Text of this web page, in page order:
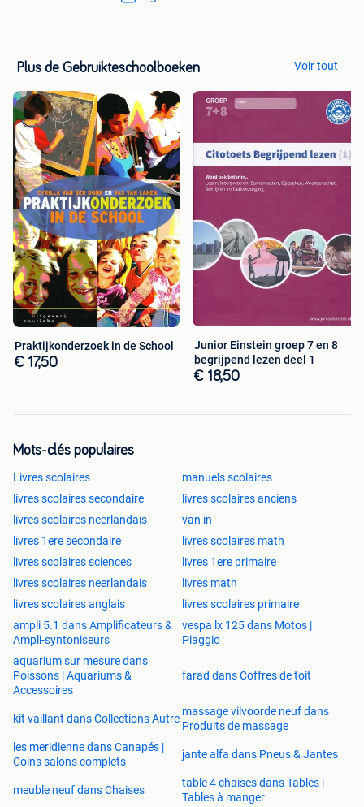
Plus de Gebruikteschoolboeken Voir tout
Praktijkonderzoek in de School
€ 17,50
Junior Einstein groep 7 en 8
begrijpend lezen deel 1
€ 18,50
Mots-clés populaires
Livres scolaires
manuels scolaires
livres scolaires secondaire
livres scolaires anciens
livres scolaires neerlandais
van in
livres 1ere secondaire
livres scolaires math
livres scolaires sciences
livres 1ere primaire
livres scolaires neerlandais
livres math
livres scolaires anglais
livres scolaires primaire
ampli 5.1 dans Amplificateurs &
Ampli-syntoniseurs
vespa lx 125 dans Motos |
Piaggio
aquarium sur mesure dans
Poissons | Aquariums &
Accessoires
farad dans Coffres de toit
kit vaillant dans Collections Autre
massage vilvoorde neuf dans
Produits de massage
les meridienne dans Canapés |
Coins salons complets
jante alfa dans Pneus & Jantes
meuble neuf dans Chaises
table 4 chaises dans Tables |
Tables à manger